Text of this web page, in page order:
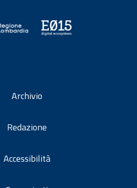
Archivio
Redazione
Accessibilità